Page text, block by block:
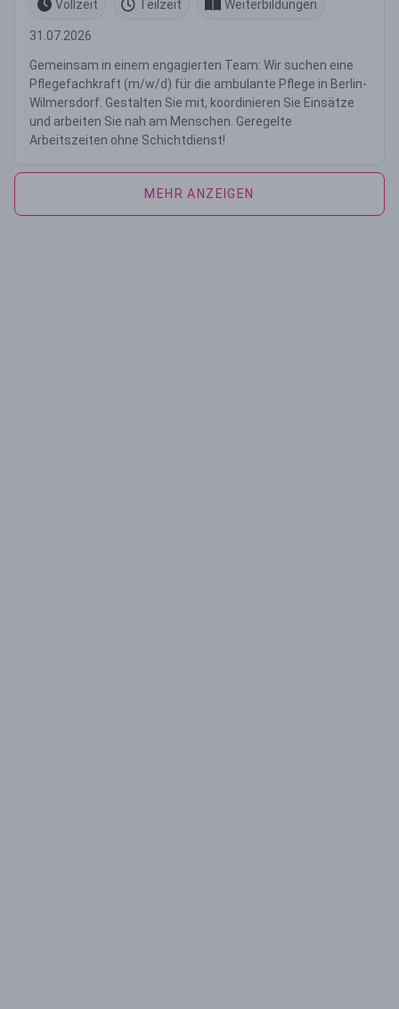
Vollzeit
Teilzeit Weiterbildungen
31.07.2026
Gemeinsam in einem engagierten Team: Wir suchen eine
Pflegefachkraft (m/w/d) für die ambulante Pflege in Berlin-
Wilmersdorf. Gestalten Sie mit, koordinieren Sie Einsätze
und arbeiten Sie nah am Menschen. Geregelte
Arbeitszeiten ohne Schichtdienst!
MEHR ANZEIGEN